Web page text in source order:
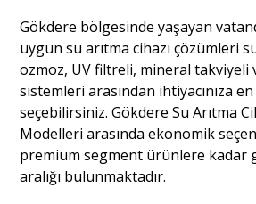
Gökdere bölgesinde yaşayan
uygun su arıtma cihazı çözümleri
ozmoz, UV filtreli, mineral takviyeli
sistemleri arasından ihtiyacınıza
seçebilirsiniz. Gökdere Su Arıtma
Modelleri arasında ekonomik
premium segment ürünlere kadar
aralığı bulunmaktadır.